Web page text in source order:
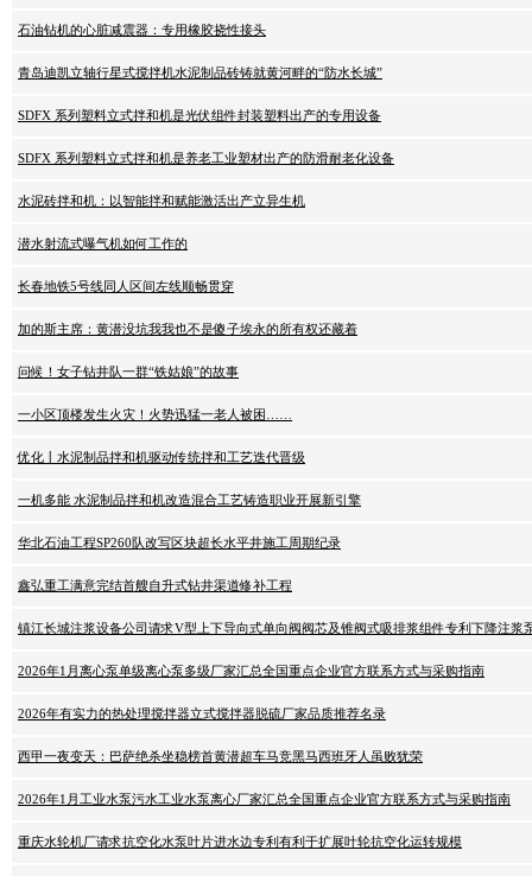
石油钻机的心脏减震器：专用橡胶挠性接头
青岛迪凯立轴行星式搅拌机水泥制品砖铸就黄河畔的“防水长城”
SDFX 系列塑料立式拌和机是光伏组件封装塑料出产的专用设备
SDFX 系列塑料立式拌和机是养老工业塑材出产的防滑耐老化设备
水泥砖拌和机：以智能拌和赋能激活出产立异生机
潜水射流式曝气机如何工作的
长春地铁5号线同人区间左线顺畅贯穿
加的斯主席：黄潜没坑我我也不是傻子埃永的所有权还藏着
问候！女子钻井队一群“铁姑娘”的故事
一小区顶楼发生火灾！火势迅猛一老人被困……
优化丨水泥制品拌和机驱动传统拌和工艺迭代晋级
一机多能 水泥制品拌和机改造混合工艺铸造职业开展新引擎
华北石油工程SP260队改写区块超长水平井施工周期纪录
鑫弘重工满意完结首艘自升式钻井渠道修补工程
镇江长城注浆设备公司请求V型上下导向式单向阀阀芯及锥阀式吸排浆组件专利下降注浆
2026年1月离心泵单级离心泵多级厂家汇总全国重点企业官方联系方式与采购指南
2026年有实力的热处理搅拌器立式搅拌器脱硫厂家品质推荐名录
西甲一夜变天：巴萨绝杀坐稳榜首黄潜超车马竞黑马西班牙人虽败犹荣
2026年1月工业水泵污水工业水泵离心厂家汇总全国重点企业官方联系方式与采购指南
重庆水轮机厂请求抗空化水泵叶片进水边专利有利于扩展叶轮抗空化运转规模